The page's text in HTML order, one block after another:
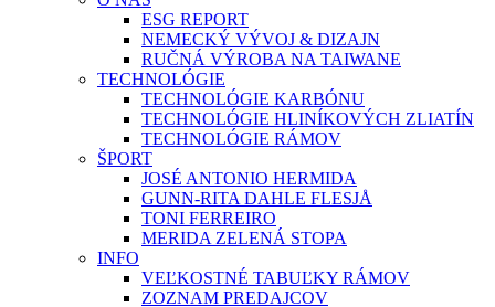
ESG REPORT
NEMECKÝ VÝVOJ & DIZAJN
RUČNÁ VÝROBA NA TAIWANE
TECHNOLÓGIE
TECHNOLÓGIE KARBÓNU
TECHNOLÓGIE HLINÍKOVÝCH ZLIATÍN
TECHNOLÓGIE RÁMOV
ŠPORT
JOSÉ ANTONIO HERMIDA
GUNN-RITA DAHLE FLESJÅ
TONI FERREIRO
MERIDA ZELENÁ STOPA
INFO
VEĽKOSTNÉ TABUĽKY RÁMOV
ZOZNAM PREDAJCOV